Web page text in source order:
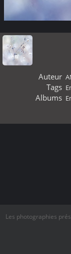
Auteur
Tags
Albums
Les photographies